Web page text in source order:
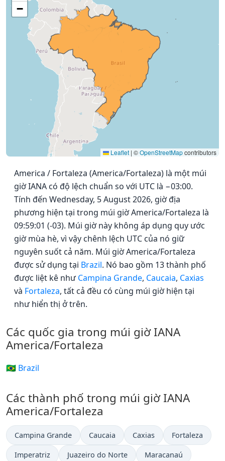
−
Leaflet | ©OpenStreetMapcontributors
America / Fortaleza (America/Fortaleza) là một múi
giờ IANA có độ lệch chuẩn so với UTC là −03:00.
Tính đến Wednesday, 5 August 2026, giờ địa
phương hiện tại trong múi giờ America/Fortaleza là
09:59:01 (-03). Múi giờ này không áp dụng quy ước
giờ mùa hè, vì vậy chênh lệch UTC của nó giữ
nguyên suốt cả năm. Múi giờ America/Fortaleza
được sử dụng tại Brazil. Nó bao gồm 13 thành phố
được liệt kê nhưCampina Grande, Caucaia, Caxias
và Fortaleza, tất cả đều có cùng múi giờ hiện tại
như hiển thị ở trên.
Các quốc gia trong múi giờ IANA
America/Fortaleza
🇧🇷 Brazil
Các thành phố trong múi giờ IANA
America/Fortaleza
Campina Grande Caucaia Caxias Fortaleza
Imperatriz Juazeiro do Norte Maracanaú